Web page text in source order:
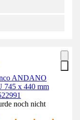
ANDANO
745 x 440 mm
noch nicht